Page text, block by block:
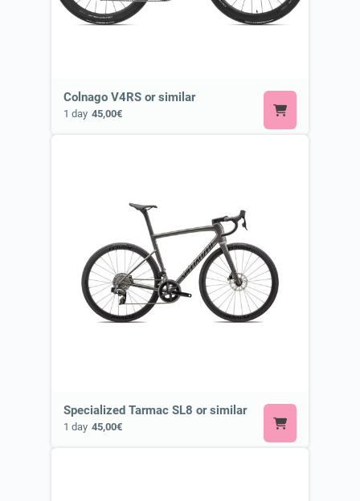
Colnago V4RS or similar
1 day 45,00€
Specialized Tarmac SL8 or similar
1 day 45,00€